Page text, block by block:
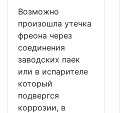
Возможно
произошла утечка
фреона через
соединения
заводских паек
или в испарителе
который
подвергся
коррозии, в